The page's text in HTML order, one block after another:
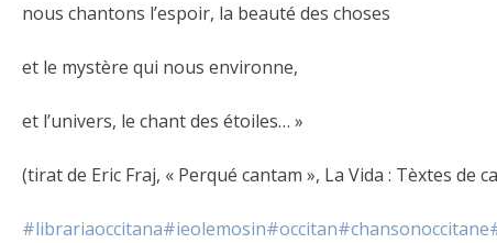
nous chantons l’espoir, la beauté des choses
et le mystère qui nous environne,
et l’univers, le chant des étoiles… »
(tirat de Eric Fraj, « Perqué cantam », La Vida : Tèxtes de
#librariaoccitana#ieolemosin#occitan#chansonoccitane